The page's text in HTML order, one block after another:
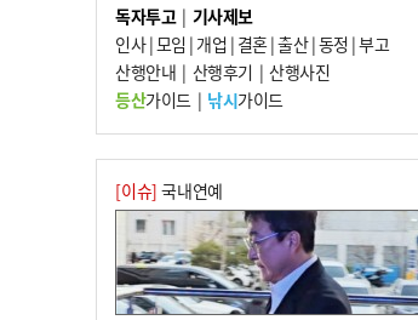
7
서울 중랑구서 흉기 난동…60대 남성 2명
사망
8
부산 앞바다에 기름 425ℓ 유출한 러시아 화
물선 적발
10 [2026 부산청소년극지체험탐험대 현장르
포] 2회 : 하늘에서 만난 얼음의 나라
독자투고| 기사제보
인사|모임 | 개업 | 결혼|출산|동정 |부고
산행안내 | 산행후기 | 산행사진
등산가이드| 낚시가이드
[이슈] 국내연예